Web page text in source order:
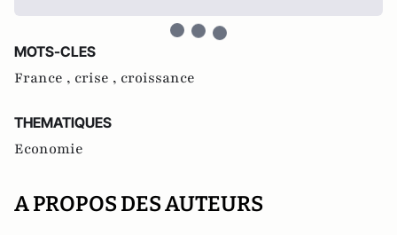
MOTS-CLES
France , crise , croissance
THEMATIQUES
Economie
A PROPOS DES AUTEURS